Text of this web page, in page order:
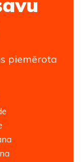
piemērota